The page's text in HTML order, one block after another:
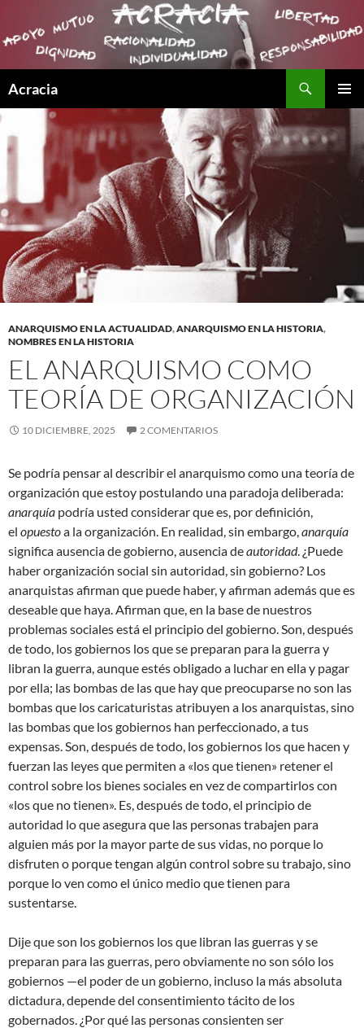
Acracia
CONTENIDO
ANARQUISMO EN LA ACTUALIDAD,ANARQUISMO EN LA HISTORIA,
NOMBRES EN LA HISTORIA
EL ANARQUISMO COMO
TEORÍA DE ORGANIZACIÓN
10 DICIEMBRE, 2025 2 COMENTARIOS
Se podría pensar al describir el anarquismo como una teoría de
organización que estoy postulando una paradoja deliberada:
anarquía podría usted considerar que es, por definición,
el opuestoa la organización. En realidad, sin embargo,anarquía
significa ausencia de gobierno, ausencia deautoridad. ¿Puede
haber organización social sin autoridad, sin gobierno? Los
anarquistas afirman que puede haber, y afirman además que es
deseable que haya. Afirman que, en la base de nuestros
problemas sociales está el principio del gobierno. Son, después
de todo, los gobiernos los que se preparan para la guerra y
libran la guerra, aunque estés obligado a luchar en ella y pagar
por ella; las bombas de las que hay que preocuparse no son las
bombas que los caricaturistas atribuyen a los anarquistas, sino
las bombas que los gobiernos han perfeccionado, a tus
expensas. Son, después de todo, los gobiernos los que hacen y
fuerzan las leyes que permiten a «los que tienen» retener el
control sobre los bienes sociales en vez de compartirlos con
«los que no tienen». Es, después de todo, el principio de
autoridad lo que asegura que las personas trabajen para
alguien más por la mayor parte de sus vidas, no porque lo
disfruten o porque tengan algún control sobre su trabajo, sino
porque lo ven como el único medio que tienen para
sustentarse.
Dije que son los gobiernos los que libran las guerras y se
preparan para las guerras, pero obviamente no son sólo los
gobiernos —el poder de un gobierno, incluso la más absoluta
dictadura, depende del consentimiento tácito de los
gobernados. ¿Por qué las personas consienten ser